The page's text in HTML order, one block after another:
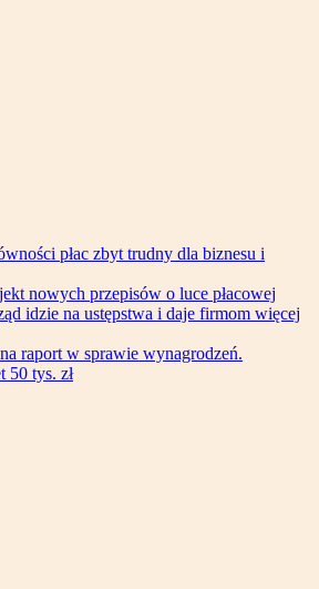
płac zbyt trudny dla biznesu i
nowych przepisów o luce płacowej
idzie na ustępstwa i daje firmom więcej
raport w sprawie wynagrodzeń.
50 tys. zł